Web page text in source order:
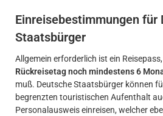
Einreisebestimmungen für
Staatsbürger
Allgemein erforderlich ist ein
Rückreisetag noch mindestens 6
muß. Deutsche Staatsbürger können
begrenzten touristischen Aufenthalt
Personalausweis einreisen, welcher